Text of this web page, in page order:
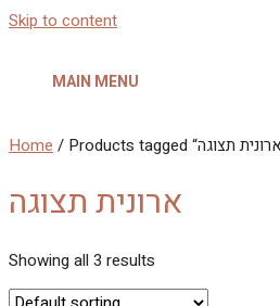
Skip to content
MAIN MENU
Home
ארונית תצוגה
Showing all 3 results